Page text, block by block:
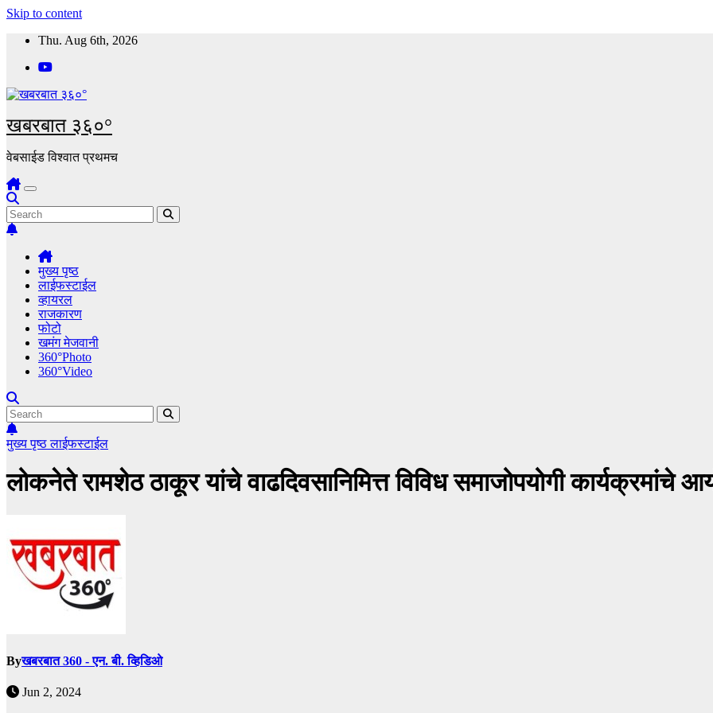
Skip to content
Thu. Aug 6th, 2026
खबरबात ३६०°
वेबसाईड विश्वात प्रथमच
मुख्य पृष्ठ
लाईफस्टाईल
व्हायरल
राजकारण
फोटो
खमंग मेजवानी
360°Photo
360°Video
मुख्य पृष्ठलाईफस्टाईल
लोकनेते रामशेठ ठाकूर यांचे वाढदिवसानिमित्त विविध समाजोपयोगी कार्यक्रमांचे
Byखबरबात 360 - एन. बी. व्हिडिओ
Jun 2, 2024